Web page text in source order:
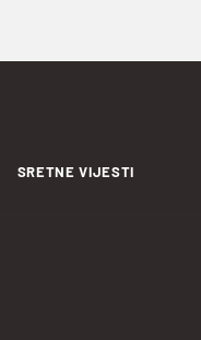
SRETNE VIJESTI